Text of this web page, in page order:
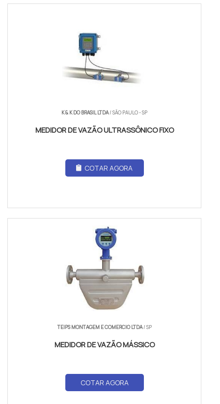
K & K DO BRASIL LTDA/ SÃO PAULO - SP
MEDIDOR DE VAZÃO ULTRASSÔNICO FIXO
COTAR AGORA
TEIPS MONTAGEM E COMERCIO LTDA/ SP
MEDIDOR DE VAZÃO MÁSSICO
COTAR AGORA